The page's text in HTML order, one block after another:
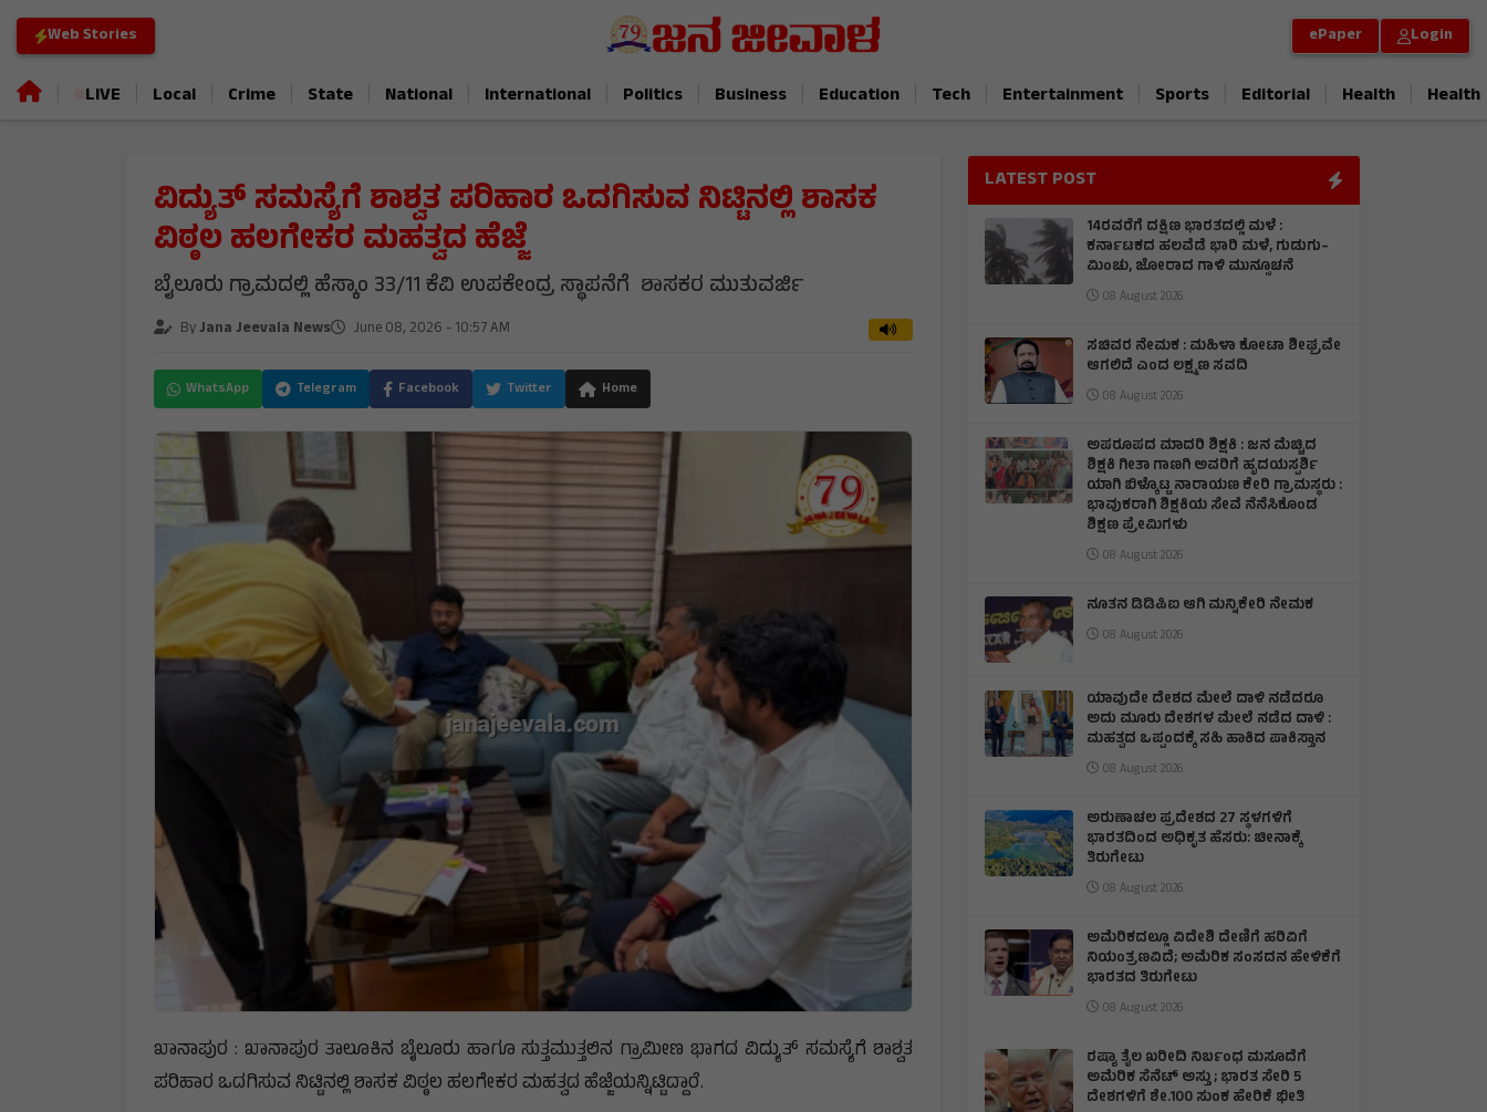
Web Stories ePaper Login
LIVE Local Crime State National International Politics Business Education Tech Entertainment Sports Editorial Health Health
ವಿದ್ಯುತ್ ಸಮಸ್ಯೆಗೆ ಶಾಶ್ವತ ಪರಿಹಾರ ಒದಗಿಸುವ ನಿಟ್ಟಿನಲ್ಲಿ ಶಾಸಕ
ವಿಠ್ಠಲ ಹಲಗೇಕರ ಮಹತ್ವದ ಹೆಜ್ಜೆ
ಬೈಲೂರು ಗ್ರಾಮದಲ್ಲಿ ಹೆಸ್ಕಾಂ 33/11 ಕೆವಿ ಉಪಕೇಂದ್ರ ಸ್ಥಾಪನೆಗೆ ಶಾಸಕರ ಮುತುವರ್ಜಿ
ByJana Jeevala News June 08, 2026 - 10:57 AM
WhatsApp Telegram Facebook Twitter Home
ಖಾನಾಪುರ : ಖಾನಾಪುರ ತಾಲೂಕಿನ ಬೈಲೂರು ಹಾಗೂ ಸುತ್ತಮುತ್ತಲಿನ ಗ್ರಾಮೀಣ ಭಾಗದ ವಿದ್ಯುತ್ ಸಮಸ್ಯೆಗೆ ಶಾಶ್ವತ
ಪರಿಹಾರ ಒದಗಿಸುವ ನಿಟ್ಟಿನಲ್ಲಿ ಶಾಸಕ ವಿಠ್ಠಲ ಹಲಗೇಕರ ಮಹತ್ವದ ಹೆಜ್ಜೆಯನ್ನಿಟ್ಟಿದ್ದಾರೆ.
LATEST POST
14ರವರೆಗೆ ದಕ್ಷಿಣ ಭಾರತದಲ್ಲಿ ಮಳೆ :
ಕರ್ನಾಟಕದ ಹಲವೆಡೆ ಭಾರಿ ಮಳೆ, ಗುಡುಗು–
ಮಿಂಚು, ಜೋರಾದ ಗಾಳಿ ಮುನ್ಸೂಚನೆ
08 August 2026
ಸಚಿವರ ನೇಮಕ : ಮಹಿಳಾ ಕೋಟಾ ಶೀಘ್ರವೇ
ಆಗಲಿದೆ ಎಂದ ಲಕ್ಷ್ಮಣ ಸವದಿ
08 August 2026
ಅಪರೂಪದ ಮಾದರಿ ಶಿಕ್ಷಕಿ : ಜನ ಮೆಚ್ಚಿದ
ಶಿಕ್ಷಕಿ ಗೀತಾ ಗಾಣಗಿ ಅವರಿಗೆ ಹೃದಯಸ್ಪರ್ಶಿ
ಯಾಗಿ ಬಿಳ್ಕೊಟ್ಟ ನಾರಾಯಣ ಕೇರಿ ಗ್ರಾಮಸ್ಥರು :
ಭಾವುಕರಾಗಿ ಶಿಕ್ಷಕಿಯ ಸೇವೆ ನೆನೆಸಿಕೊಂಡ
ಶಿಕ್ಷಣ ಪ್ರೇಮಿಗಳು
08 August 2026
ನೂತನ ಡಿಡಿಪಿಐ ಆಗಿ ಮನ್ನಿಕೇರಿ ನೇಮಕ
08 August 2026
ಯಾವುದೇ ದೇಶದ ಮೇಲೆ ದಾಳಿ ನಡೆದರೂ
ಅದು ಮೂರು ದೇಶಗಳ ಮೇಲೆ ನಡೆದ ದಾಳಿ :
ಮಹತ್ವದ ಒಪ್ಪಂದಕ್ಕೆ ಸಹಿ ಹಾಕಿದ ಪಾಕಿಸ್ತಾನ
08 August 2026
ಅರುಣಾಚಲ ಪ್ರದೇಶದ 27 ಸ್ಥಳಗಳಿಗೆ
ಭಾರತದಿಂದ ಅಧಿಕೃತ ಹೆಸರು: ಚೀನಾಕ್ಕೆ
ತಿರುಗೇಟು
08 August 2026
ಅಮೆರಿಕದಲ್ಲೂ ವಿದೇಶಿ ದೇಣಿಗೆ ಹರಿವಿಗೆ
ನಿಯಂತ್ರಣವಿದೆ; ಅಮೆರಿಕ ಸಂಸದನ ಹೇಳಿಕೆಗೆ
ಭಾರತದ ತಿರುಗೇಟು
08 August 2026
ರಷ್ಯಾ ತೈಲ ಖರೀದಿ ನಿರ್ಬಂಧ ಮಸೂದೆಗೆ
ಅಮೆರಿಕ ಸೆನೆಟ್ ಅಸ್ತು ; ಭಾರತ ಸೇರಿ 5
ದೇಶಗಳಿಗೆ ಶೇ.100 ಸುಂಕ ಹೇರಿಕೆ ಭೀತಿ